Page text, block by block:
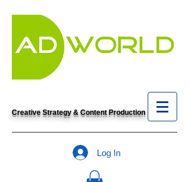
Creative Strategy & Content Production
Log In